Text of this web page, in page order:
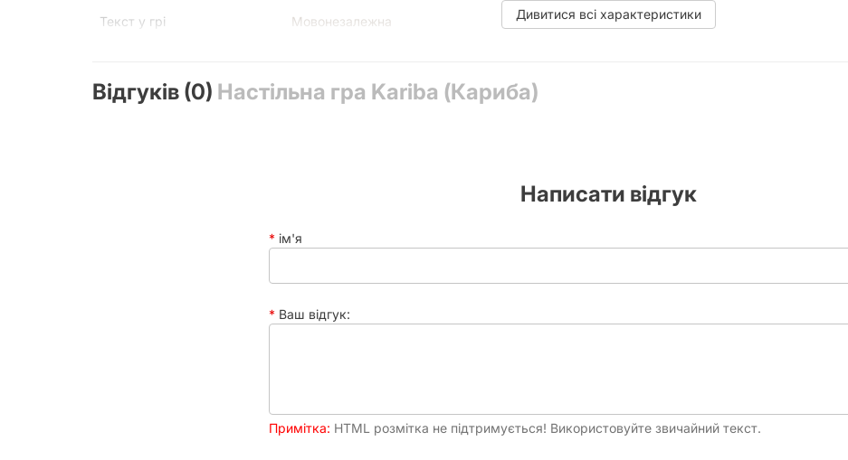
Текст у грі Мовонезалежна
Час партії 15 хвилин
Дивитися всі характеристики
Відгуків (0) Настільна гра Kariba (Кариба)
Написати відгук
ім'я
Ваш відгук:
Примітка: HTML розмітка не підтримується! Використовуйте звичайний текст.